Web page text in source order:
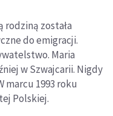
rodziną została
do emigracji.
Maria
w Szwajcarii. Nigdy
marcu 1993 roku
Polskiej.